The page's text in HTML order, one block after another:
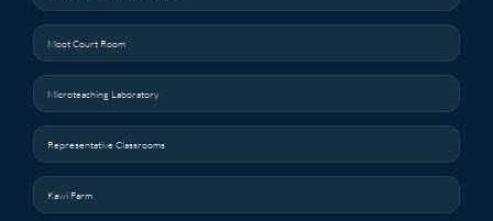
Moot Court Room
Microteaching Laboratory
Representative Classrooms
Kawi Farm